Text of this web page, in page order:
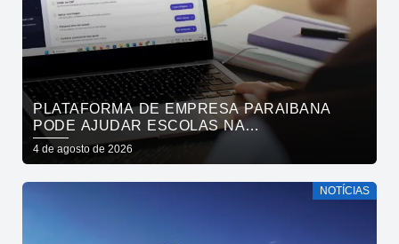
PLATAFORMA DE EMPRESA PARAIBANA
PODE AJUDAR ESCOLAS NA
IDENTIFICAÇÃO PRECOCE DE SINAIS DE
NEURODIVERGÊNCIA
4 de agosto de 2026
NOTÍCIAS